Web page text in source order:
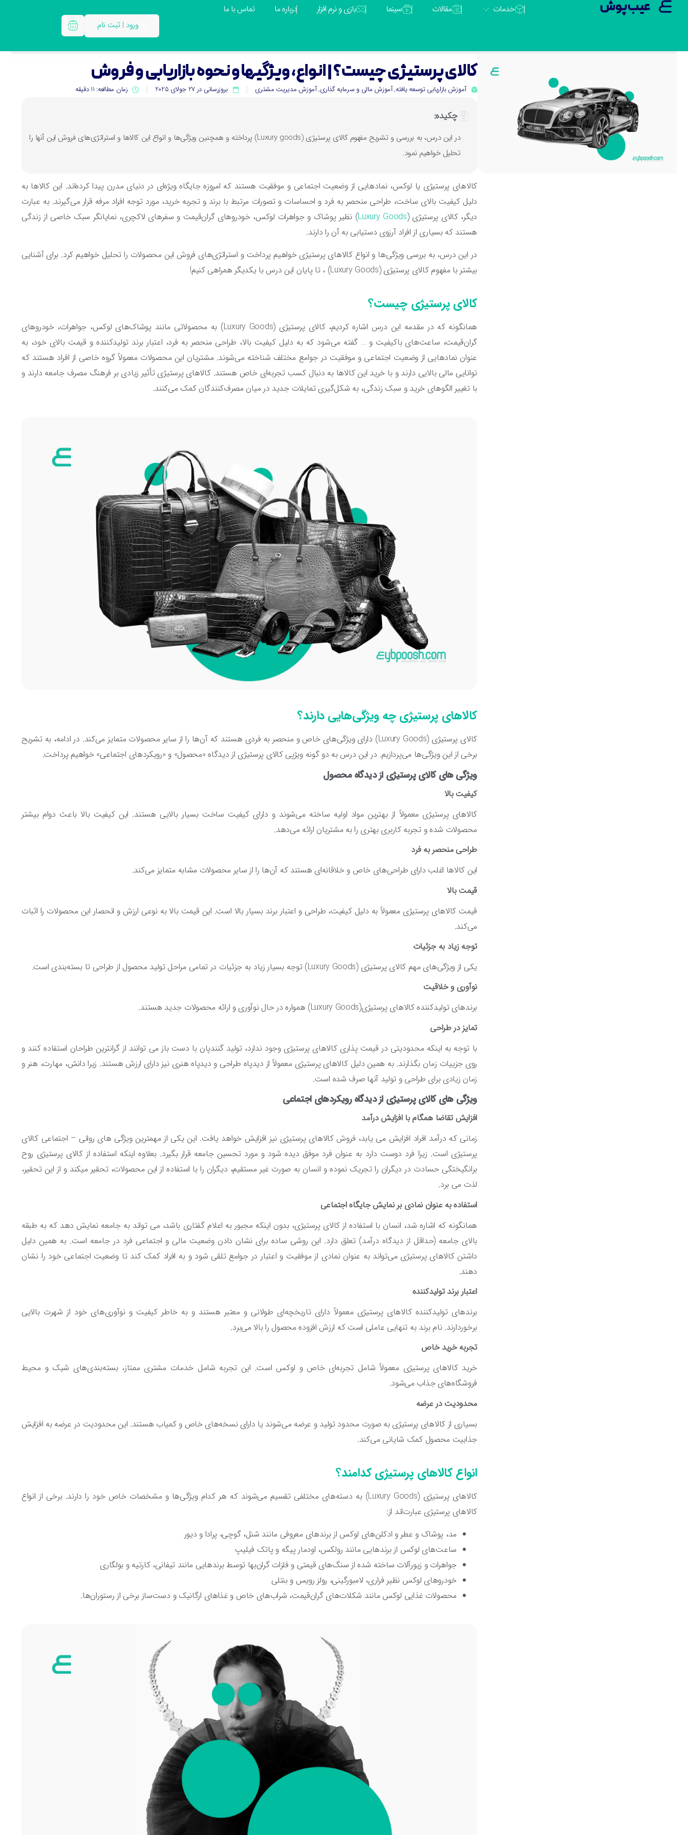
عیب پوش خدمات مقالات سینما بازی و نرم افزار درباره ما تماس با ما
ورود | ثبت نام
کالای پرستیژی چیست؟ | انواع، ویژگیها و نحوه بازاریابی و فروش
آموزش بازاریابی توسعه یافته,آموزش مالی و سرمایه گذاری,آموزش مدیریت مشتری بروزرسانی در 27 جولای 2025 زمان مطالعه: 11 دقیقه
چکیده:
در این درس، به بررسی و تشریح مفهوم کالای پرستیژی (Luxury goods) پرداخته و همچنین ویژگی‌ها و انواع این کالاها و استراتژی‌های فروش این آنها را
تحلیل خواهیم نمود.
کالاهای پرستیژی یا لوکس، نمادهایی از وضعیت اجتماعی و موفقیت هستند که امروزه جایگاه ویژه‌ای در دنیای مدرن پیدا کرده‌اند. این کالاها به
دلیل کیفیت بالای ساخت، طراحی منحصر به فرد و احساسات و تصورات مرتبط با برند و تجربه خرید، مورد توجه افراد مرفه قرار می‌گیرند. به عبارت
دیگر، کالای پرستیژی (Luxury Goods) نظیر پوشاک و جواهرات لوکس، خودروهای گران‌قیمت و سفرهای لاکچری، نمایانگر سبک خاصی از زندگی
هستند که بسیاری از افراد آرزوی دستیابی به آن را دارند.
در این درس، به بررسی ویژگی‌ها و انواع کالاهای پرستیژی خواهیم پرداخت و استراتژی‌های فروش این محصولات را تحلیل خواهیم کرد. برای آشنایی
بیشتر با مفهوم کالای پرستیژی (Luxury Goods) ، تا پایان این درس با یکدیگر همراهی کنیم!
کالای پرستیژی چیست؟
همانگونه که در مقدمه این درس اشاره کردیم، کالای پرستیژی (Luxury Goods) به محصولاتی مانند پوشاک‌های لوکس، جواهرات، خودروهای
گران‌قیمت، ساعت‌های باکیفیت و … گفته می‌شود که به دلیل کیفیت بالا، طراحی منحصر به فرد، اعتبار برند تولیدکننده و قیمت بالای خود، به
عنوان نمادهایی از وضعیت اجتماعی و موفقیت در جوامع مختلف شناخته می‌شوند. مشتریان این محصولات معمولاً گروه خاصی از افراد هستند که
توانایی مالی بالایی دارند و با خرید این کالاها به دنبال کسب تجربه‌ای خاص هستند. کالاهای پرستیژی تأثیر زیادی بر فرهنگ مصرف جامعه دارند و
با تغییر الگوهای خرید و سبک زندگی، به شکل‌گیری تمایلات جدید در میان مصرف‌کنندگان کمک می‌کنند.
کالاهای پرستیژی چه ویژگی‌هایی دارند؟
کالای پرستیژی (Luxury Goods) دارای ویژگی‌های خاص و منحصر به فردی هستند که آن‌ها را از سایر محصولات متمایز می‌کند. در ادامه، به تشریح
برخی از این ویژگی‌ها می‌پردازیم. در این درس به دو گونه ویژپی کالای پرستیژی از دیدگاه «محصول» و «رویکردهای اجتماعی» خواهیم پرداخت.
ویژگی های کالای پرستیژی از دیدگاه محصول
کیفیت بالا
کالاهای پرستیژی معمولاً از بهترین مواد اولیه ساخته می‌شوند و دارای کیفیت ساخت بسیار بالایی هستند. این کیفیت بالا باعث دوام بیشتر
محصولات شده و تجربه کاربری بهتری را به مشتریان ارائه می‌دهد.
طراحی منحصر به فرد
این کالاها اغلب دارای طراحی‌های خاص و خلاقانه‌ای هستند که آن‌ها را از سایر محصولات مشابه متمایز می‌کند.
قیمت بالا
قیمت کالاهای پرستیژی معمولاً به دلیل کیفیت، طراحی و اعتبار برند بسیار بالا است. این قیمت بالا به نوعی ارزش و انحصار این محصولات را اثبات
می‌کند.
توجه زیاد به جزئیات
یکی از ویژگی‌های مهم کالای پرستیژی (Luxury Goods) توجه بسیار زیاد به جزئیات در تمامی مراحل تولید محصول از طراحی تا بسته‌بندی است.
نوآوری و خلاقیت
برندهای تولیدکننده کالاهای پرستیژی(Luxury Goods) همواره در حال نوآوری و ارائه محصولات جدید هستند.
تمایز در طراحی
با توجه به اینکه محدودیتی در قیمت پذاری کالاهای پرستیژی وجود ندارد، تولید گنندپان با دست باز می توانند از گرانترین طراحان استفاده کنند و
روی جزییات زمان بگذارند. به همین دلیل کالاهای پرستیژی معمولاً از دیدپاه طراحی و دیدپاه هنری نیز دارای ارزش هستند. زیرا دانش، مهارت، هنر و
زمان زیادی برای طراحی و تولید آنها صرف شده است.
ویژگی های کالای پرستیژی از دیدگاه رویکردهای اجتماعی
افزایش تقاضا همگام با افزایش درآمد
زمانی که درآمد افراد افزایش می یابد، فروش کالاهای پرستیژی نیز افزایش خواهد یافت. این یکی از مهمترین ویژگی های روانی – اجتماعی کالای
پرستیژی است. زیرا فرد دوست دارد به عنوان فرد موفق دیده شود و مورد تحسین جامعه قرار بگیرد. بعلاوه اینکه استفاده از کالای پرستیژی روح
برانگیختگی حسادت در دیگران را تجریک نموده و انسان به صورت غیر مستقیم، دیگران را با استفاده از این محصولات، تحقیر میکند و از این تحقیر،
لذت می برد.
استفاده به عنوان نمادی بر نمایش جایگاه اجتماعی
همانگونه که اشاره شد، انسان با استفاده از کالای پرستیژی، بدون اینکه مجبور به اعلام گفتاری باشد، می تواند به جامعه نمایش دهد که به طبقه
بالای جامعه (حداقل از دیدگاه درآمد) تعلق دارد. این روشی ساده برای نشان دادن وضعیت مالی و اجتماعی فرد در جامعه است. به همین دلیل
داشتن کالاهای پرستیژی می‌تواند به عنوان نمادی از موفقیت و اعتبار در جوامع تلقی شود و به افراد کمک کند تا وضعیت اجتماعی خود را نشان
دهند.
اعتبار برند تولیدکننده
برندهای تولیدکننده کالاهای پرستیژی معمولاً دارای تاریخچه‌ای طولانی و معتبر هستند و به خاطر کیفیت و نوآوری‌های خود از شهرت بالایی
برخوردارند. نام برند به تنهایی عاملی است که ارزش افزوده محصول را بالا می‌برد.
تجربه خرید خاص
خرید کالاهای پرستیژی معمولاً شامل تجربه‌ای خاص و لوکس است. این تجربه شامل خدمات مشتری ممتاز، بسته‌بندی‌های شیک و محیط
فروشگاه‌های جذاب می‌شود.
محدودیت در عرضه
بسیاری از کالاهای پرستیژی به صورت محدود تولید و عرضه می‌شوند یا دارای نسخه‌های خاص و کمیاب هستند. این محدودیت در عرضه به افزایش
جذابیت محصول کمک شایانی می‌کند.
انواع کالاهای پرستیژی کدامند؟
کالاهای پرستیژی (Luxury Goods) به دسته‌های مختلفی تقسیم می‌شوند که هر کدام ویژگی‌ها و مشخصات خاص خود را دارند. برخی از انواع
کالاهای پرستیژی عبارت‌اند از:
مد، پوشاک و عطر و ادکلن‌های لوکس از برندهای معروفی مانند شنل، گوچی، پرادا و دیور
ساعت‌های لوکس از برندهایی مانند رولکس، اودمار پیگه و پاتک فیلیپ
جواهرات و زیورآلات ساخته شده از سنگ‌های قیمتی و فلزات گران‌بها توسط برندهایی مانند تیفانی، کارتیه و بولگاری
خودروهای لوکس نظیر فراری، لامبورگینی، رولز رویس و بنتلی
محصولات غذایی لوکس مانند شکلات‌های گران‌قیمت، شراب‌های خاص و غذاهای ارگانیک و دست‌ساز برخی از رستوران‌ها.